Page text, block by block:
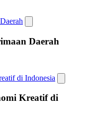
Daerah
Kreatif di